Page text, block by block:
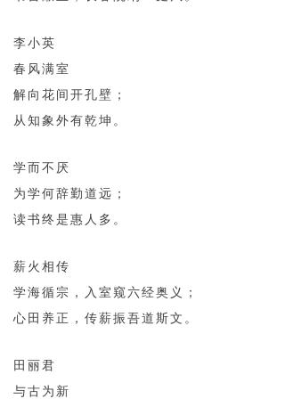
李小英
春风满室
解向花间开孔壁；
从知象外有乾坤。
学而不厌
为学何辞勤道远；
读书终是惠人多。
薪火相传
学海循宗，入室窥六经奥义；
心田养正，传薪振吾道斯文。
田丽君
与古为新